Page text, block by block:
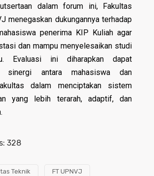
dalam forum ini, Fakultas
menegaskan dukungannya terhadap
penerima KIP Kuliah agar
dan mampu menyelesaikan studi
Evaluasi ini diharapkan dapat
sinergi antara mahasiswa dan
dalam menciptakan sistem
yang lebih terarah, adaptif, dan
328
Teknik FT UPNVJ